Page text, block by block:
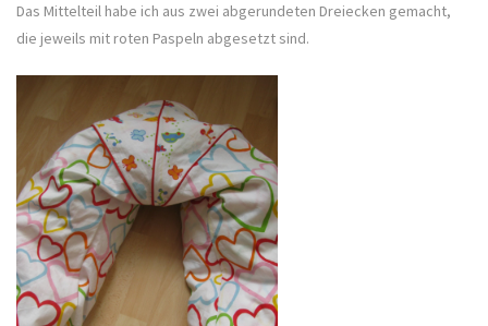
Das Mittelteil habe ich aus zwei abgerundeten Dreiecken gemacht,
die jeweils mit roten Paspeln abgesetzt sind.